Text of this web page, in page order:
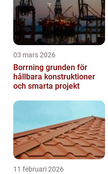
03 mars 2026
Borrning grunden för
hållbara konstruktioner
och smarta projekt
11 februari 2026